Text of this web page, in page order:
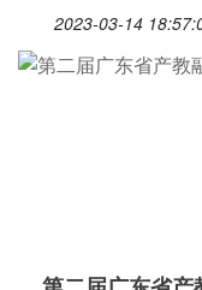
2023-03-14